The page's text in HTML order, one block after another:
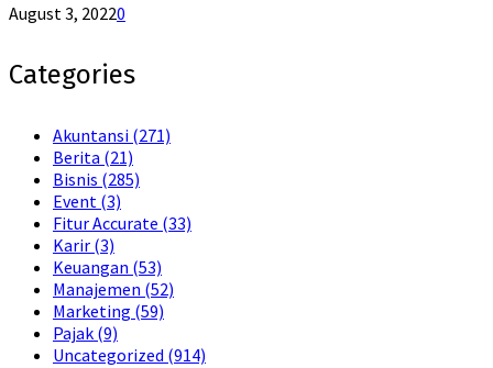
August 3, 20220
Categories
Akuntansi (271)
Berita (21)
Bisnis (285)
Event (3)
Fitur Accurate (33)
Karir (3)
Keuangan (53)
Manajemen (52)
Marketing (59)
Pajak (9)
Uncategorized (914)